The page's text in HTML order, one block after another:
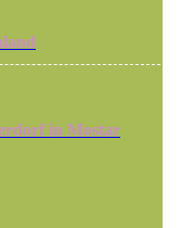
in Mostar